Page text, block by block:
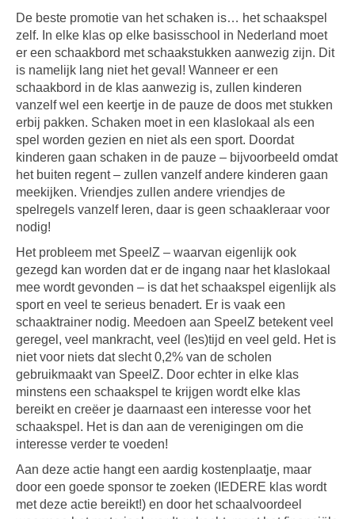
De beste promotie van het schaken is… het schaakspel
zelf. In elke klas op elke basisschool in Nederland moet
er een schaakbord met schaakstukken aanwezig zijn. Dit
is namelijk lang niet het geval! Wanneer er een
schaakbord in de klas aanwezig is, zullen kinderen
vanzelf wel een keertje in de pauze de doos met stukken
erbij pakken. Schaken moet in een klaslokaal als een
spel worden gezien en niet als een sport. Doordat
kinderen gaan schaken in de pauze – bijvoorbeeld omdat
het buiten regent – zullen vanzelf andere kinderen gaan
meekijken. Vriendjes zullen andere vriendjes de
spelregels vanzelf leren, daar is geen schaakleraar voor
nodig!
Het probleem met SpeelZ – waarvan eigenlijk ook
gezegd kan worden dat er de ingang naar het klaslokaal
mee wordt gevonden – is dat het schaakspel eigenlijk als
sport en veel te serieus benadert. Er is vaak een
schaaktrainer nodig. Meedoen aan SpeelZ betekent veel
geregel, veel mankracht, veel (les)tijd en veel geld. Het is
niet voor niets dat slecht 0,2% van de scholen
gebruikmaakt van SpeelZ. Door echter in elke klas
minstens een schaakspel te krijgen wordt elke klas
bereikt en creëer je daarnaast een interesse voor het
schaakspel. Het is dan aan de verenigingen om die
interesse verder te voeden!
Aan deze actie hangt een aardig kostenplaatje, maar
door een goede sponsor te zoeken (IEDERE klas wordt
met deze actie bereikt!) en door het schaalvoordeel